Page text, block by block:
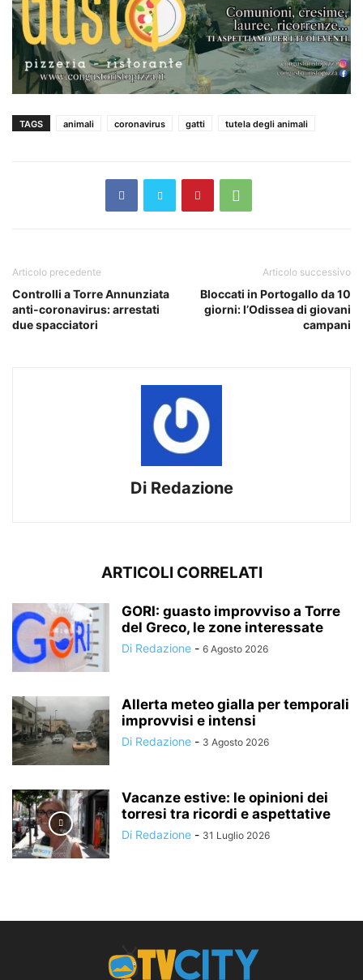
TAGS animali coronavirus gatti tutela degli animali
Articolo precedente
Controlli a Torre Annunziata
anti-coronavirus: arrestati
due spacciatori
Articolo successivo
Bloccati in Portogallo da 10
giorni: l’Odissea di giovani
campani
Di Redazione
ARTICOLI CORRELATI
GORI: guasto improvviso a Torre
del Greco, le zone interessate
Di Redazione - 6 Agosto 2026
Allerta meteo gialla per temporali
improvvisi e intensi
Di Redazione - 3 Agosto 2026
Vacanze estive: le opinioni dei
torresi tra ricordi e aspettative
Di Redazione - 31 Luglio 2026